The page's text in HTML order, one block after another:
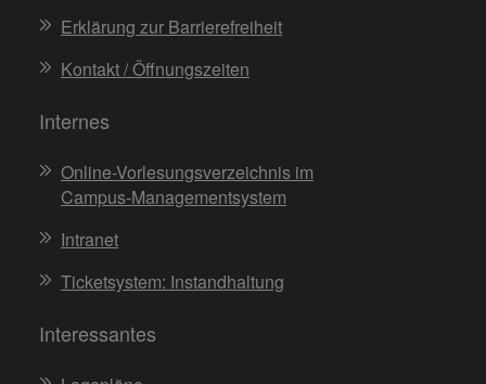
Erklärung zur Barrierefreiheit
Kontakt / Öffnungszeiten
Internes
Online-Vorlesungsverzeichnis im
Campus-Managementsystem
Intranet
Ticketsystem: Instandhaltung
Interessantes